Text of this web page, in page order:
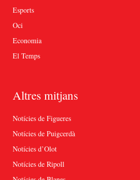
Esports
Oci
Economia
El Temps
Altres mitjans
Notícies de Figueres
Notícies de Puigcerdà
Notícies d’Olot
Notícies de Ripoll